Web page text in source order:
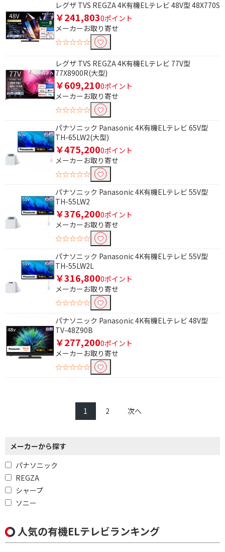
レグザ TVS REGZA 4K有機ELテレビ 48V型 48X770S
￥241,8030ポイント
メーカーお取り寄せ
☆☆☆☆☆
レグザ TVS REGZA 4K有機ELテレビ 77V型
77X8900R(大型)
￥609,2100ポイント
メーカーお取り寄せ
☆☆☆☆☆
パナソニック Panasonic 4K有機ELテレビ 65V型
TH-65LW2(大型)
￥475,2000ポイント
メーカーお取り寄せ
☆☆☆☆☆
パナソニック Panasonic 4K有機ELテレビ 55V型
TH-55LW2
￥376,2000ポイント
メーカーお取り寄せ
☆☆☆☆☆
パナソニック Panasonic 4K有機ELテレビ 55V型
TH-55LW2L
￥316,8000ポイント
メーカーお取り寄せ
☆☆☆☆☆
パナソニック Panasonic 4K有機ELテレビ 48V型
TV-48Z90B
￥277,2000ポイント
メーカーお取り寄せ
☆☆☆☆☆
1 2 次へ
メーカーから探す
パナソニック
REGZA
シャープ
ソニー
人気の有機ELテレビランキング